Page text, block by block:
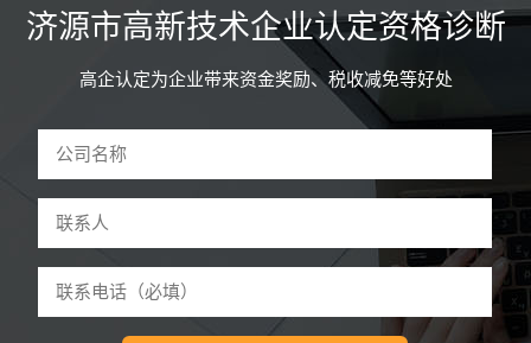
济源市高新技术企业认定资格诊断
高企认定为企业带来资金奖励、税收减免等好处
驻马店和****技术有限公司 曹先生59分钟前申请诊断
河南怀****网络科技公司 李先生3分钟前申请诊断
郑州东****设备有限公司 魏先生
9分钟前申请
诊断
许昌红****管理有限公司 吕女士
平顶山童****服装有限公司 江女生22分钟前申请 诊断